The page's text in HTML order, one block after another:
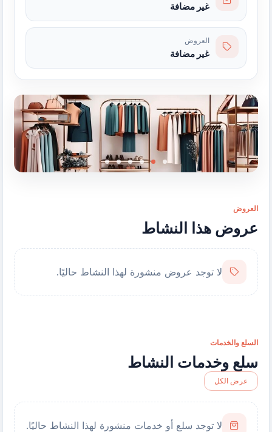
غير مضافة
العروض
غير مضافة
العروض
عروض هذا النشاط
لا توجد عروض منشورة لهذا النشاط حاليًا.
السلع والخدمات
سلع وخدمات النشاط
عرض الكل
لا توجد سلع أو خدمات منشورة لهذا النشاط حاليًا.